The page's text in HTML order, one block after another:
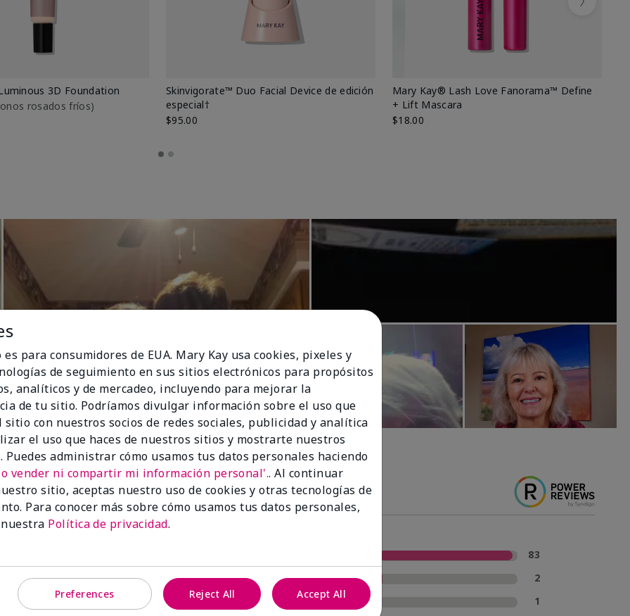
3D Foundation
rosados fríos)
Skinvigorate™ Duo Facial Device de edición
especial†
$95.00
Mary Kay® Lash Love Fanorama™ Define
+ Lift Mascara
$18.00
Next
de los encuestados
83
4 estrellas
2
3 estrellas
1
es para consumidores de EUA. Mary Kay usa cookies, pixeles y
de seguimiento en sus sitios electrónicos para propósitos
analíticos y de mercadeo, incluyendo para mejorar la
de tu sitio. Podríamos divulgar información sobre el uso que
sitio con nuestros socios de redes sociales, publicidad y analítica
el uso que haces de nuestros sitios y mostrarte nuestros
Puedes administrar cómo usamos tus datos personales haciendo
vender ni compartir mi información personal'.. Al continuar
sitio, aceptas nuestro uso de cookies y otras tecnologías de
Para conocer más sobre cómo usamos tus datos personales,
Política de privacidad.
Preferences Reject All Accept All